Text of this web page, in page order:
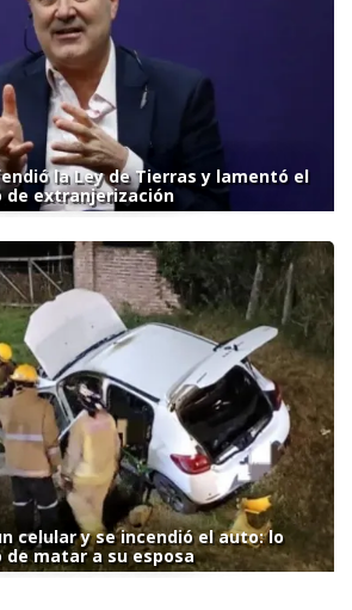
la Ley de Tierras y lamentó el
extranjerización
celular y se incendió el auto: lo
de matar a su esposa